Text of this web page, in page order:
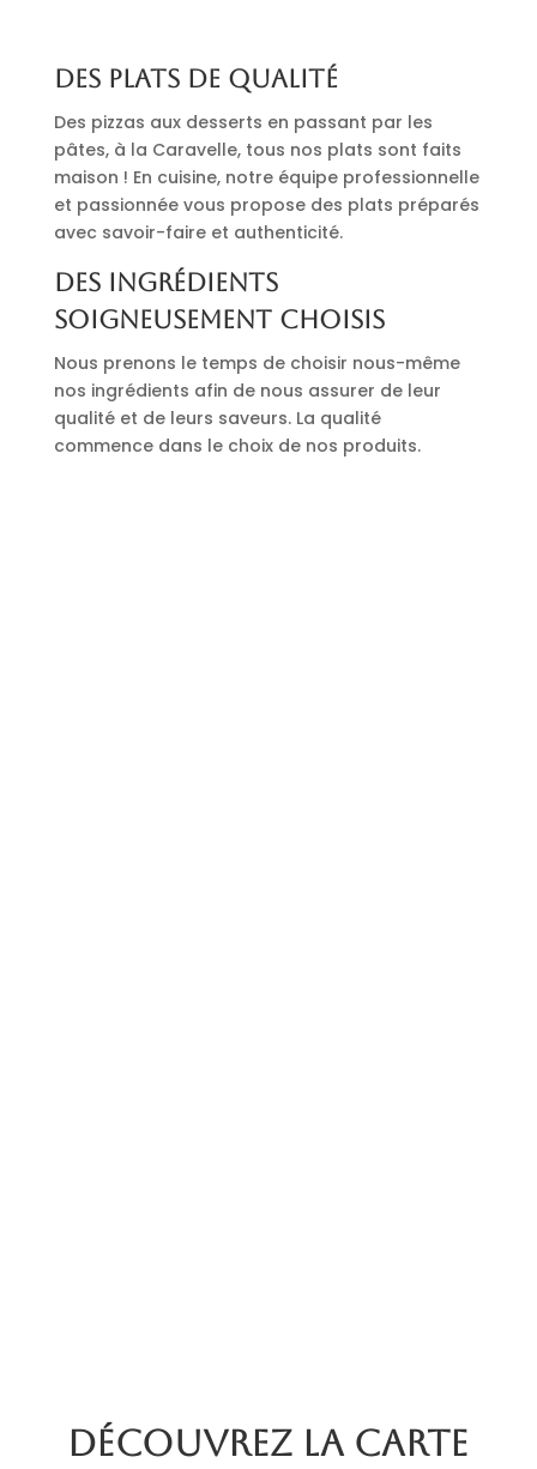
Des plats de qualité
Des pizzas aux desserts en passant par les
pâtes, à la Caravelle, tous nos plats sont faits
maison ! En cuisine, notre équipe professionnelle
et passionnée vous propose des plats préparés
avec savoir-faire et authenticité.
Des ingrédients
soigneusement choisis
Nous prenons le temps de choisir nous-même
nos ingrédients afin de nous assurer de leur
qualité et de leurs saveurs. La qualité
commence dans le choix de nos produits.
Découvrez la carte